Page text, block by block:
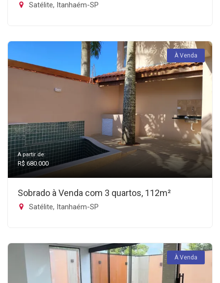
Satélite, Itanhaém-SP
À Venda
A partir de:
R$ 680.000
Sobrado à Venda com 3 quartos, 112m²
Satélite, Itanhaém-SP
À Venda